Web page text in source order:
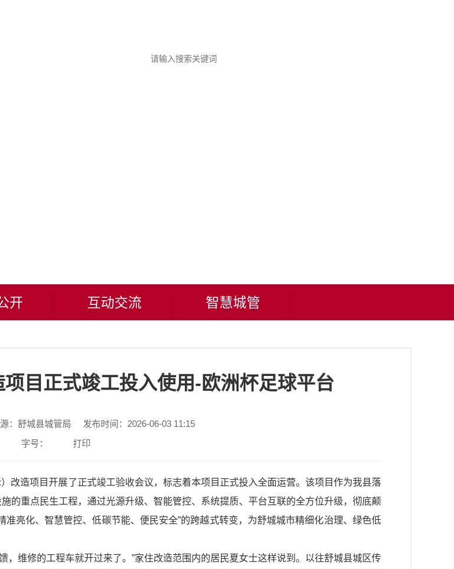
开 互动交流 智慧城管
目正式竣工投入使用-欧洲杯足球平台
：舒城县城管局
发布时间：2026-06-03 11:15
字号：
打印
改造项目开展了正式竣工验收会议，标志着本项目正式投入全面运营。该项目作为我县落
的重点民生工程，通过光源升级、智能管控、系统提质、平台互联的全方位升级，彻底颠
准亮化、智慧管控、低碳节能、便民安全”的跨越式转变，为舒城城市精细化治理、绿色低
，维修的工程车就开过来了。”家住改造范围内的居民夏女士这样说到。以往舒城县城区传